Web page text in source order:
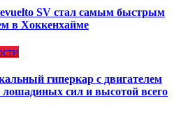
SV стал самым быстрым
в Хоккенхайме
гиперкар с двигателем
сил и высотой всего